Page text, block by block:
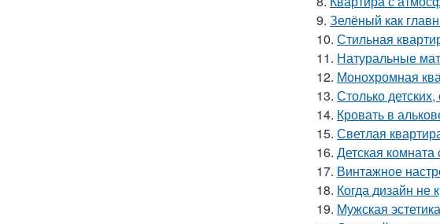
9. Зелёный как
10. Стильная
11. Натуральные
12. Монохромная
13. Столько
14. Кровать в
15. Светлая
16. Детская комната
17. Винтажное
18. Когда дизайн не
19. Мужская